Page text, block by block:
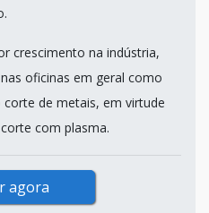
crescimento na indústria,
oficinas em geral como
de metais, em virtude
com plasma.
agora